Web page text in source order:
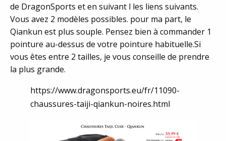
de DragonSports et en suivant l les liens suivants.
Vous avez 2 modèles possibles. pour ma part, le
Qiankun est plus souple. Pensez bien à commander 1
pointure au-dessus de votre pointure habituelle.Si
vous êtes entre 2 tailles, je vous conseille de prendre
la plus grande.
https://www.dragonsports.eu/fr/11090-
chaussures-taiji-qiankun-noires.html